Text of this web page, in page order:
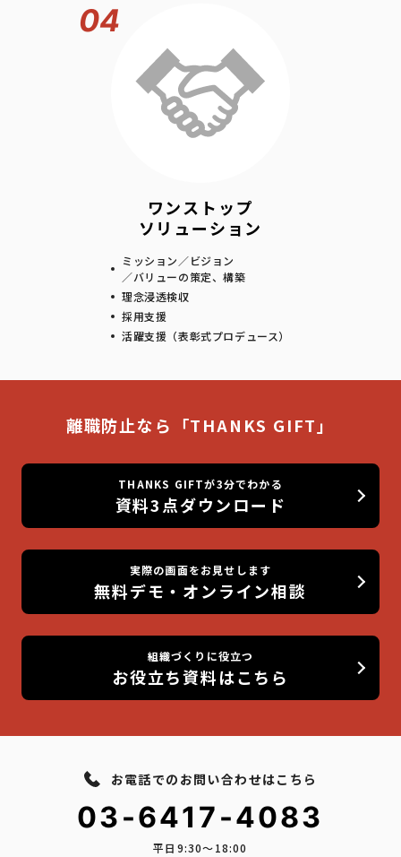
04
ワンストップ
ソリューション
ミッション／ビジョン
／バリューの策定、構築
理念浸透検収
採用支援
活躍支援（表彰式プロデュース）
離職防止なら「THANKS GIFT」
THANKS GIFTが3分でわかる
資料3点ダウンロード
実際の画面をお見せします
無料デモ・オンライン相談
組織づくりに役立つ
お役立ち資料はこちら
お電話でのお問い合わせはこちら
03-6417-4083
平日9:30〜18:00